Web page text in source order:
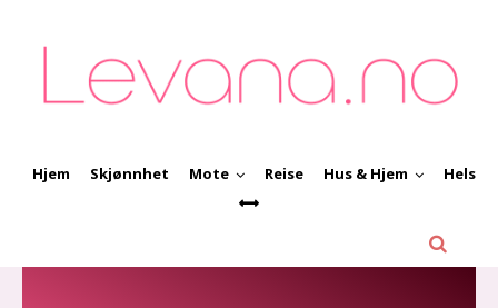
Hjem Skjønnhet Mote Reise Hus & Hjem Helse